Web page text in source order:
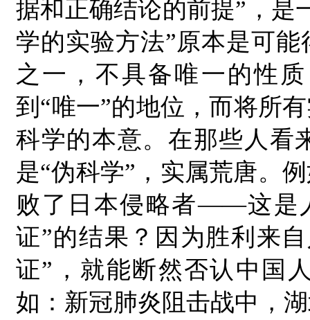
据和正确结论的前提”，是
学的实验方法”原本是可
之一，不具备唯一的性
到“唯一”的地位，而将所
科学的本意。在那些人看
是“伪科学”，实属荒唐。
败了日本侵略者——这是
证”的结果？因为胜利来
证”，就能断然否认中国
如：新冠肺炎阻击战中，